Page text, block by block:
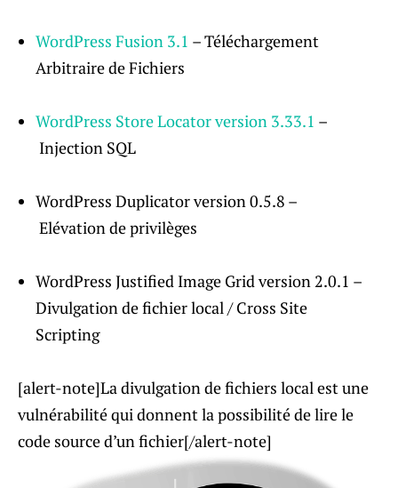
WordPress Fusion 3.1 – Téléchargement
Arbitraire de Fichiers
WordPress Store Locator version 3.33.1 –
Injection SQL
WordPress Duplicator version 0.5.8 –
Elévation de privilèges
WordPress Justified Image Grid version 2.0.1 –
Divulgation de fichier local / Cross Site
Scripting
[alert-note]La divulgation de fichiers local est une
vulnérabilité qui donnent la possibilité de lire le
code source d’un fichier[/alert-note]